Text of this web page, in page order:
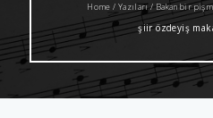
Home / Yazıları / Bakan bir
şiir özdeyiş